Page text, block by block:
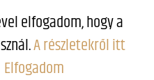
elfogadom, hogy a
A részletekről itt
Elfogadom